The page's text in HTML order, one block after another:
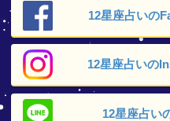
12星座占いの
12星座占いの
12星座占い